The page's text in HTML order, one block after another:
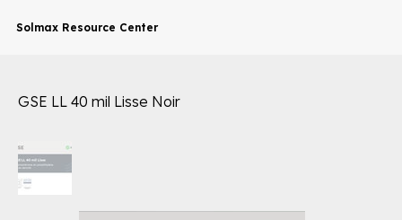
Solmax Resource Center
GSE LL 40 mil Lisse Noir